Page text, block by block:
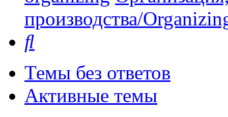
производства/
Темы без ответов
Активные темы